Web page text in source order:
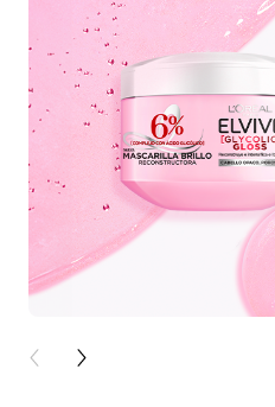
PREVIOUS CARD
NEXT CARD